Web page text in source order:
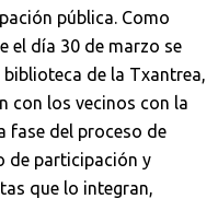
pública. Como
el día 30 de marzo se
de la Txantrea,
con los vecinos con la
fase del proceso de
de participación y
que lo integran,